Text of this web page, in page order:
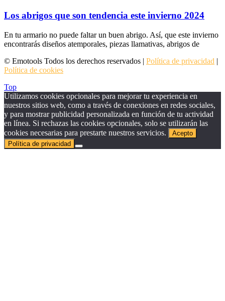
Los abrigos que son tendencia este invierno 2024
En tu armario no puede faltar un buen abrigo. Así, que este invierno
encontrarás diseños atemporales, piezas llamativas, abrigos de
© Emotools Todos los derechos reservados | Política de privacidad |
Política de cookies
Top
Utilizamos cookies opcionales para mejorar tu experiencia en
nuestros sitios web, como a través de conexiones en redes sociales,
y para mostrar publicidad personalizada en función de tu actividad
en línea. Si rechazas las cookies opcionales, solo se utilizarán las
cookies necesarias para prestarte nuestros servicios.
Acepto
Política de privacidad